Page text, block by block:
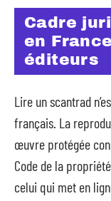
Cadre
en
éditeurs
Lire un scantrad
français. La
œuvre protégée
Code de la
celui qui met en